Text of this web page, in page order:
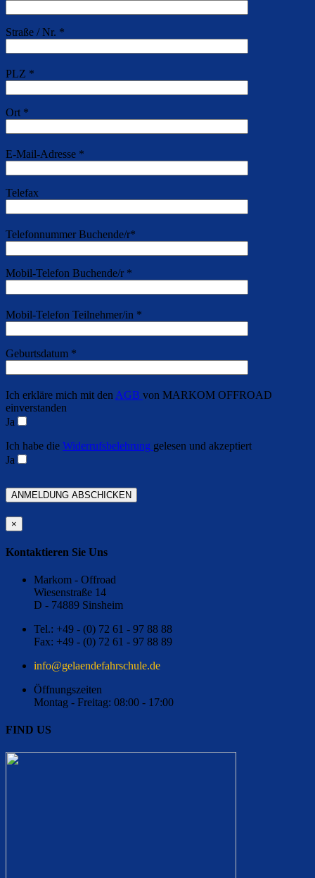
Straße / Nr. *
PLZ *
Ort *
E-Mail-Adresse *
Telefax
Telefonnummer Buchende/r*
Mobil-Telefon Buchende/r *
Mobil-Telefon Teilnehmer/in *
Geburtsdatum *
Ich erkläre mich mit den AGB von MARKOM OFFROAD
einverstanden
Ja
Ich habe die Widerrufsbelehrung gelesen und akzeptiert
Ja
×
Kontaktieren Sie Uns
Markom - Offroad
Wiesenstraße 14
D - 74889 Sinsheim
Tel.: +49 - (0) 72 61 - 97 88 88
Fax: +49 - (0) 72 61 - 97 88 89
ed.eluhcsrhafednealeg@ofni
Öffnungszeiten
Montag - Freitag: 08:00 - 17:00
FIND US